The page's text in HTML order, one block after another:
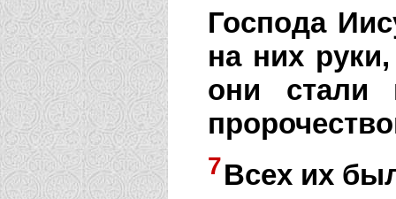
Господа
на них
они стали
7Всех их